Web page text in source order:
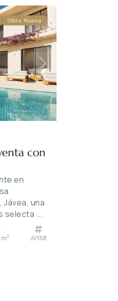
Next
Obra Nueva
con
en
una
selecta ...
2 JV158